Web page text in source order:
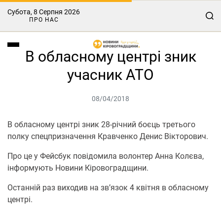
Субота, 8 Серпня 2026
ПРО НАС
В обласному центрі зник
учасник АТО
08/04/2018
В обласному центрі зник 28-річний боєць третього
полку спецпризначення Кравченко Денис Вікторович.
Про це у Фейсбук повідомила волонтер Анна Колєва,
інформують Новини Кіровоградщини.
Останній раз виходив на зв’язок 4 квітня в обласному
центрі.